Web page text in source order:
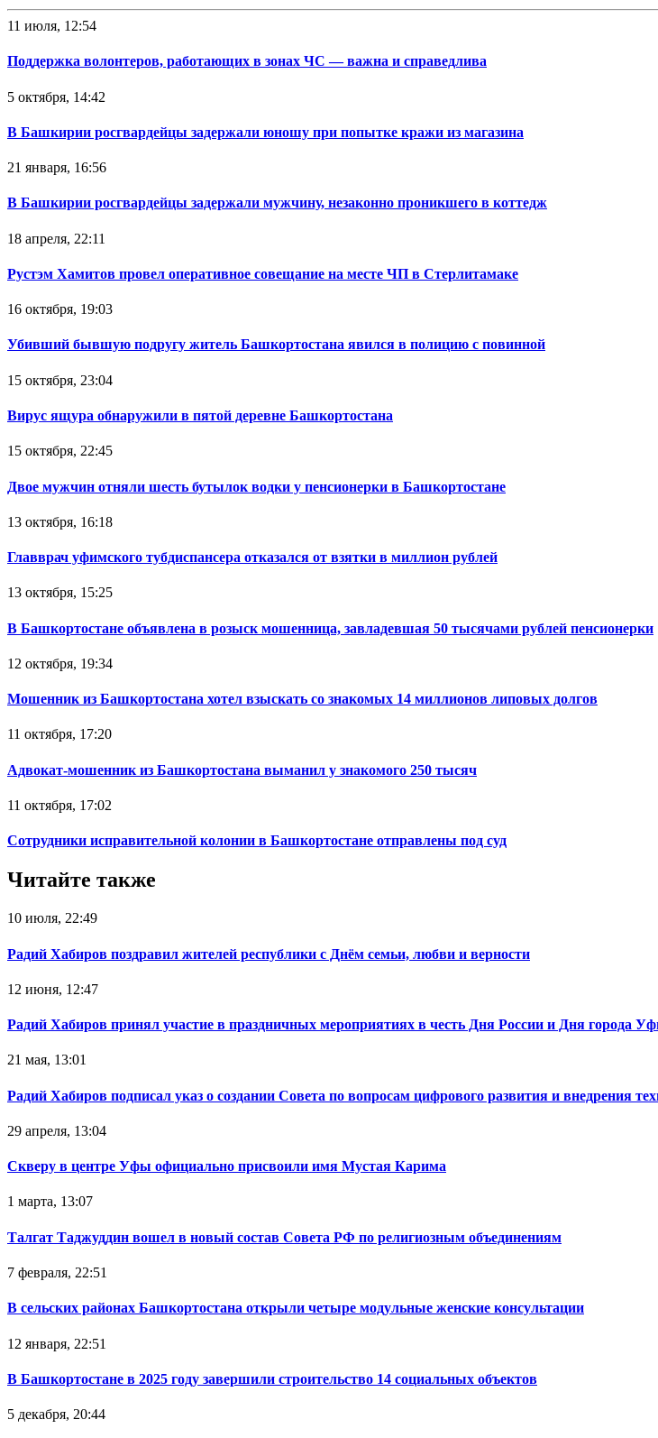
11 июля, 12:54
Поддержка волонтеров, работающих в зонах ЧС — важна и справедлива
5 октября, 14:42
В Башкирии росгвардейцы задержали юношу при попытке кражи из магазина
21 января, 16:56
В Башкирии росгвардейцы задержали мужчину, незаконно проникшего в коттедж
18 апреля, 22:11
Рустэм Хамитов провел оперативное совещание на месте ЧП в Стерлитамаке
16 октября, 19:03
Убивший бывшую подругу житель Башкортостана явился в полицию с повинной
15 октября, 23:04
Вирус ящура обнаружили в пятой деревне Башкортостана
15 октября, 22:45
Двое мужчин отняли шесть бутылок водки у пенсионерки в Башкортостане
13 октября, 16:18
Главврач уфимского тубдиспансера отказался от взятки в миллион рублей
13 октября, 15:25
В Башкортостане объявлена в розыск мошенница, завладевшая 50 тысячами рублей пенсионерки
12 октября, 19:34
Мошенник из Башкортостана хотел взыскать со знакомых 14 миллионов липовых долгов
11 октября, 17:20
Адвокат-мошенник из Башкортостана выманил у знакомого 250 тысяч
11 октября, 17:02
Сотрудники исправительной колонии в Башкортостане отправлены под суд
Читайте также
10 июля, 22:49
Радий Хабиров поздравил жителей республики с Днём семьи, любви и верности
12 июня, 12:47
Радий Хабиров принял участие в праздничных мероприятиях в честь Дня России и Дня города
21 мая, 13:01
Радий Хабиров подписал указ о создании Совета по вопросам цифрового развития и внедрения
29 апреля, 13:04
Скверу в центре Уфы официально присвоили имя Мустая Карима
1 марта, 13:07
Талгат Таджуддин вошел в новый состав Совета РФ по религиозным объединениям
7 февраля, 22:51
В сельских районах Башкортостана открыли четыре модульные женские консультации
12 января, 22:51
В Башкортостане в 2025 году завершили строительство 14 социальных объектов
5 декабря, 20:44